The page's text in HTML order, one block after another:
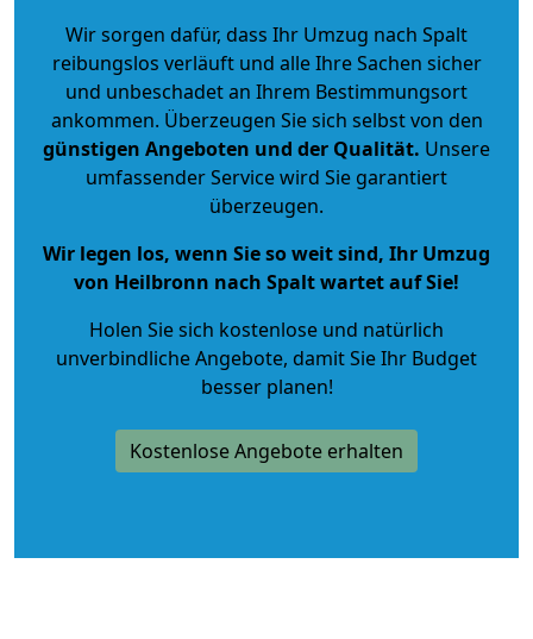
Wir sorgen dafür, dass Ihr Umzug nach Spalt
reibungslos verläuft und alle Ihre Sachen sicher
und unbeschadet an Ihrem Bestimmungsort
ankommen. Überzeugen Sie sich selbst von den
günstigen Angeboten und der Qualität. Unsere
umfassender Service wird Sie garantiert
überzeugen.
Wir legen los, wenn Sie so weit sind, Ihr Umzug
von Heilbronn nach Spalt wartet auf Sie!
Holen Sie sich kostenlose und natürlich
unverbindliche Angebote, damit Sie Ihr Budget
besser planen!
Kostenlose Angebote erhalten